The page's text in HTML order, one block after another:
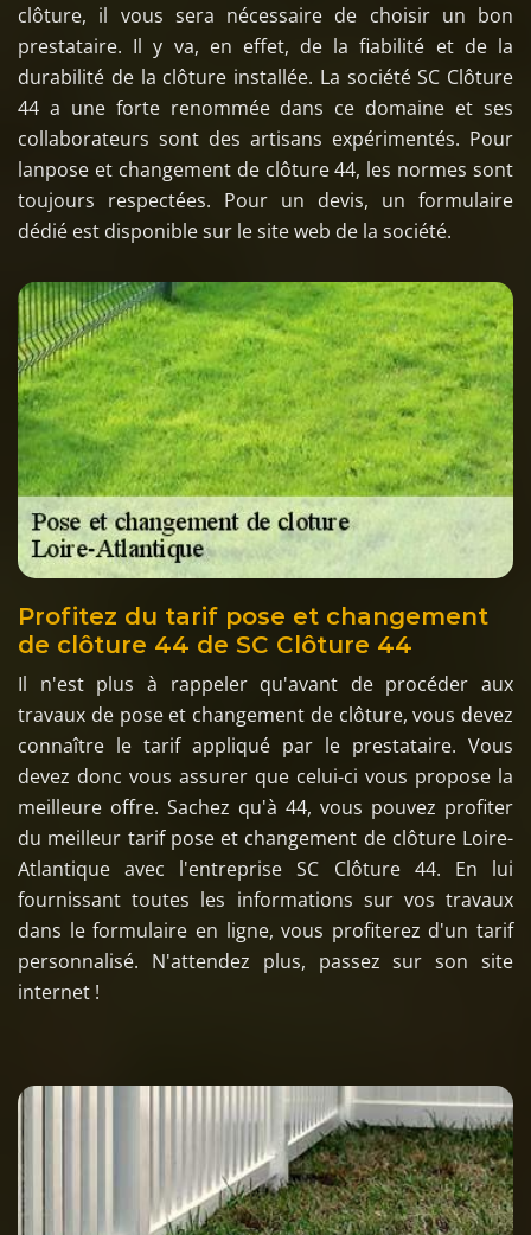
clôture, il vous sera nécessaire de choisir un bon
prestataire. Il y va, en effet, de la fiabilité et de la
durabilité de la clôture installée. La société SC Clôture
44 a une forte renommée dans ce domaine et ses
collaborateurs sont des artisans expérimentés. Pour
lanpose et changement de clôture 44, les normes sont
toujours respectées. Pour un devis, un formulaire
dédié est disponible sur le site web de la société.
Profitez du tarif pose et changement
de clôture 44 de SC Clôture 44
Il n'est plus à rappeler qu'avant de procéder aux
travaux de pose et changement de clôture, vous devez
connaître le tarif appliqué par le prestataire. Vous
devez donc vous assurer que celui-ci vous propose la
meilleure offre. Sachez qu'à 44, vous pouvez profiter
du meilleur tarif pose et changement de clôture Loire-
Atlantique avec l'entreprise SC Clôture 44. En lui
fournissant toutes les informations sur vos travaux
dans le formulaire en ligne, vous profiterez d'un tarif
personnalisé. N'attendez plus, passez sur son site
internet !